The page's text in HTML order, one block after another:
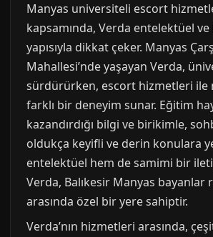
Manyas universiteli escort
kapsamında, Verda entelektüel
yapısıyla dikkat çeker. Manyas
Mahallesi’nde yaşayan Verda,
sürdürürken, escort hizmetleri ile
farklı bir deneyim sunar. Eğitim
kazandırdığı bilgi ve birikimle,
oldukça keyifli ve derin konulara
entelektüel hem de samimi bir
Verda, Balıkesir Manyas bayanlar
arasında özel bir yere sahiptir.
Verda’nın hizmetleri arasında,